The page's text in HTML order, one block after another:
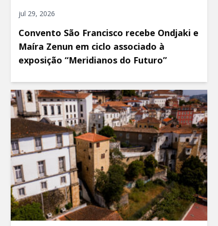
jul 29, 2026
Convento São Francisco recebe Ondjaki e
Maíra Zenun em ciclo associado à
exposição “Meridianos do Futuro”